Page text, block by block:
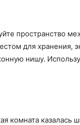
пространство
для хранения,
нишу.
комната казалась